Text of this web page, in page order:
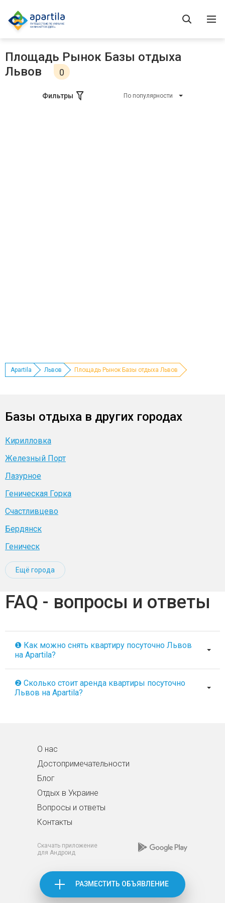
Площадь Рынок Базы отдыха
Львов
0
Фильтры По популярности
Apartila Львов Площадь Рынок Базы отдыха Львов
Базы отдыха в других городах
Кирилловка
Железный Порт
Лазурное
Геническая Горка
Счастливцево
Бердянск
Геническ
Ещё города
FAQ - вопросы и ответы
❶ Как можно снять квартиру посуточно Львов
на Apartila?
❷ Сколько стоит аренда квартиры посуточно
Львов на Apartila?
О нас
Достопримечательности
Блог
Отдых в Украине
Вопросы и ответы
Контакты
Скачать приложение
для Андроид
РАЗМЕСТИТЬ ОБЪЯВЛЕНИЕ